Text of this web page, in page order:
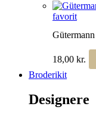
favorit
18,00 kr.
Broderikit
Designere